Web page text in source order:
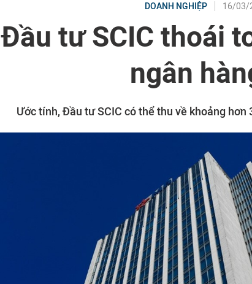
DOANH NGHIỆP 16/03/
Đầu tư SCIC thoái
ngân
Ước tính, Đầu tư SCIC có thể thu về khoảng